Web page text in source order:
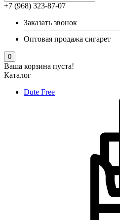
+7 (968) 323-87-07
Заказать звонок
Оптовая продажа сигарет
0
Ваша корзина пуста!
Каталог
Dute Free